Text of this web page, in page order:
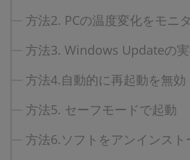
方法2. PCの温度変化をモニ
方法3. Windows Updateの
方法4.自動的に再起動を無効
方法5. セーフモードで起動
方法6.ソフトをアンインスト